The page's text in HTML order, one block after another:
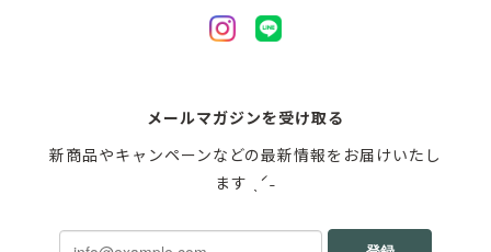
メールマガジンを受け取る
新商品やキャンペーンなどの最新情報をお届けいたし
ます ˎˊ˗